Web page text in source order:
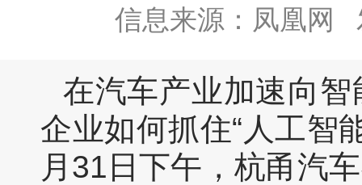
信息来源：凤凰网
在汽车产业加速向
企业如何抓住“人工智
月31日下午，杭甬汽